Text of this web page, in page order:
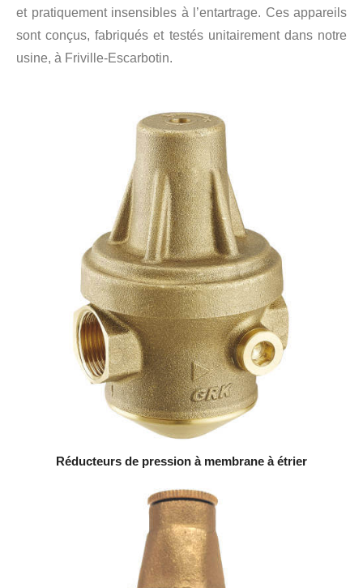
et pratiquement insensibles à l’entartrage. Ces appareils
sont conçus, fabriqués et testés unitairement dans notre
usine, à Friville-Escarbotin.
Réducteurs de pression à membrane à étrier